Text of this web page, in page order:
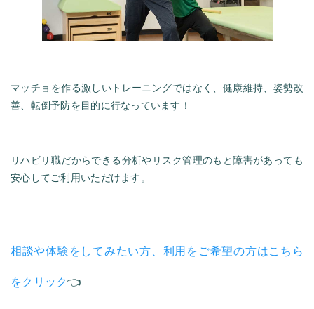
マッチョを作る激しいトレーニングではなく、健康維持、姿勢改
善、転倒予防を目的に行なっています！
リハビリ職だからできる分析やリスク管理のもと障害があっても
安心してご利用いただけます。
相談や体験をしてみたい方、利用をご希望の方はこちら
をクリック👈